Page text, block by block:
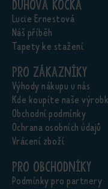
Duhová kočka
Lucie Ernestová
Náš příběh
Tapety ke stažení
Pro zákazníky
Výhody nákupu u nás
Kde koupíte naše
Obchodní podmínky
Ochrana osobních údajů
Vrácení zboží
Pro obchodníky
Podmínky pro partnery